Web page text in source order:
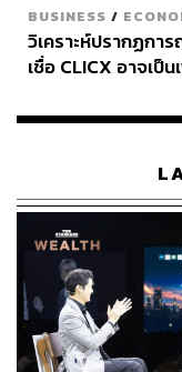
BUSINESS /
วิเคราะห์ปรากฏก
เชื่อ CLICX อาจเป็
เรือนไทยที่ถูกซุกไว้